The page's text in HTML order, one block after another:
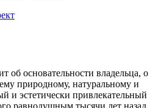
об основательности владельца, о
природному, натуральному и
и эстетически привлекательный